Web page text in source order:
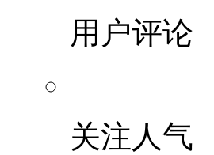
用户评论
关注人气